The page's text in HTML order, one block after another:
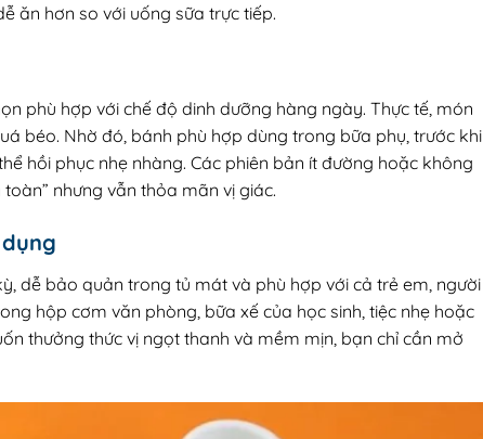
ăn hơn so với uống sữa trực tiếp.
phù hợp với chế độ dinh dưỡng hàng ngày. Thực tế, món
béo. Nhờ đó, bánh phù hợp dùng trong bữa phụ, trước khi
hồi phục nhẹ nhàng. Các phiên bản ít đường hoặc không
nhưng vẫn thỏa mãn vị giác.
dễ bảo quản trong tủ mát và phù hợp với cả trẻ em, người
hộp cơm văn phòng, bữa xế của học sinh, tiệc nhẹ hoặc
thưởng thức vị ngọt thanh và mềm mịn, bạn chỉ cần mở